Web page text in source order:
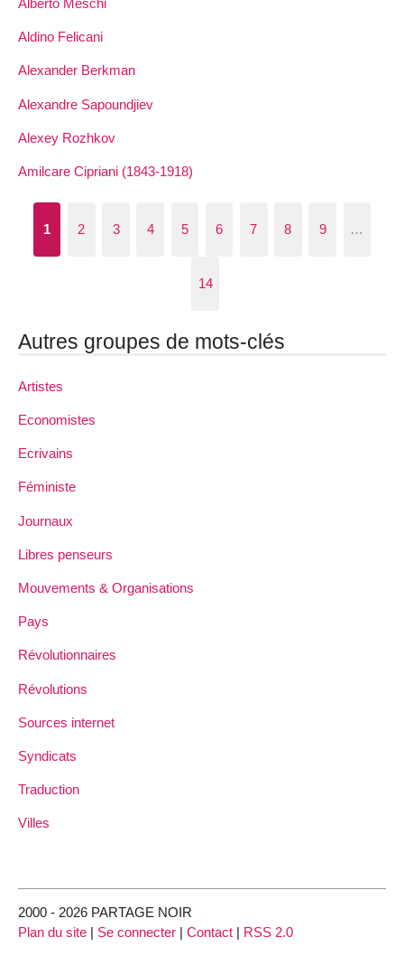
Alberto Meschi
Aldino Felicani
Alexander Berkman
Alexandre Sapoundjiev
Alexey Rozhkov
Amilcare Cipriani (1843-1918)
1 2 3 4 5 6 7 8 9 …
14
Autres groupes de mots-clés
Artistes
Economistes
Ecrivains
Féministe
Journaux
Libres penseurs
Mouvements & Organisations
Pays
Révolutionnaires
Révolutions
Sources internet
Syndicats
Traduction
Villes
2000 - 2026 PARTAGE NOIR
Plan du site | Se connecter | Contact | RSS 2.0